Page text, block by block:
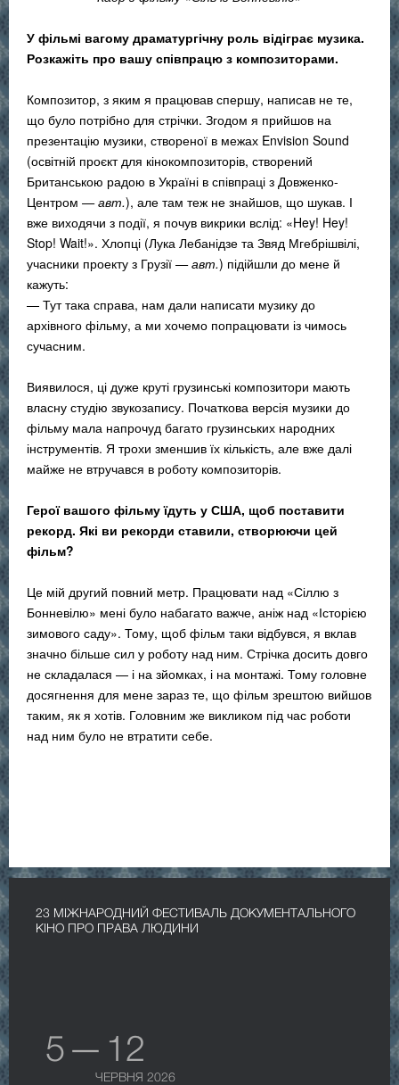
У фільмі вагому драматургічну роль відіграє музика.
Розкажіть про вашу співпрацю з композиторами.
Композитор, з яким я працював спершу, написав не те,
що було потрібно для стрічки. Згодом я прийшов на
презентацію музики, створеної в межах Envision Sound
(освітній проєкт для кінокомпозиторів, створений
Британською радою в Україні в співпраці з Довженко-
Центром — авт.), але там теж не знайшов, що шукав. І
вже виходячи з події, я почув викрики вслід: «Hey! Hey!
Stop! Wait!». Хлопці (Лука Лебанідзе та Звяд Мгебрішвілі,
учасники проекту з Грузії — авт.) підійшли до мене й
кажуть:
— Тут така справа, нам дали написати музику до
архівного фільму, а ми хочемо попрацювати із чимось
сучасним.
Виявилося, ці дуже круті грузинські композитори мають
власну студію звукозапису. Початкова версія музики до
фільму мала напрочуд багато грузинських народних
інструментів. Я трохи зменшив їх кількість, але вже далі
майже не втручався в роботу композиторів.
Герої вашого фільму їдуть у США, щоб поставити
рекорд. Які ви рекорди ставили, створюючи цей
фільм?
Це мій другий повний метр. Працювати над «Сіллю з
Бонневілю» мені було набагато важче, аніж над «Історією
зимового саду». Тому, щоб фільм таки відбувся, я вклав
значно більше сил у роботу над ним. Стрічка досить довго
не складалася — і на зйомках, і на монтажі. Тому головне
досягнення для мене зараз те, що фільм зрештою вийшов
таким, як я хотів. Головним же викликом під час роботи
над ним було не втратити себе.
23 МІЖНАРОДНИЙ ФЕСТИВАЛЬ ДОКУМЕНТАЛЬНОГО
КІНО ПРО ПРАВА ЛЮДИНИ
5 — 12
ЧЕРВНЯ 2026